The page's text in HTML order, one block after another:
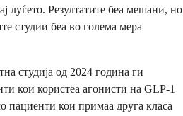
луѓето. Резултатите беа мешани, но
студии беа во голема мера
студија од 2024 година ги
кои користеа агонисти на GLP-1
пациенти кои примаа друга класа